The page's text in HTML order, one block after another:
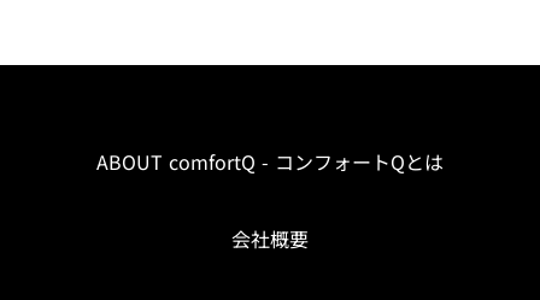
ABOUT comfortQ - コンフォートQとは
会社概要